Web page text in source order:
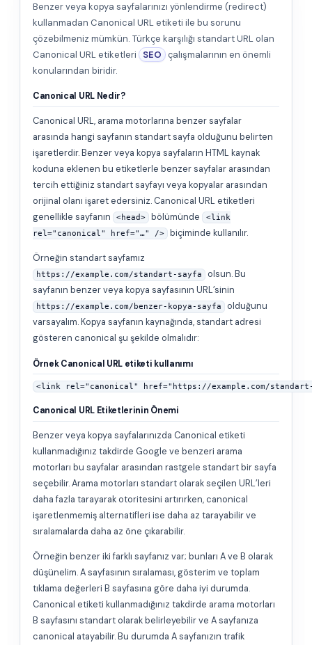
Benzer veya kopya sayfalarınızı yönlendirme (redirect)
kullanmadan Canonical URL etiketi ile bu sorunu
çözebilmeniz mümkün. Türkçe karşılığı standart URL olan
Canonical URL etiketleri
SEO
çalışmalarının en önemli
konularından biridir.
Canonical URL Nedir?
Canonical URL, arama motorlarına benzer sayfalar
arasında hangi sayfanın standart sayfa olduğunu belirten
işaretlerdir. Benzer veya kopya sayfaların HTML kaynak
koduna eklenen bu etiketlerle benzer sayfalar arasından
tercih ettiğiniz standart sayfayı veya kopyalar arasından
orijinal olanı işaret edersiniz. Canonical URL etiketleri
genellikle sayfanın
<head> bölümünde <link
rel="canonical" href="…" />
biçiminde kullanılır.
Örneğin standart sayfamız
https://example.com/standart-sayfa
olsun. Bu
sayfanın benzer veya kopya sayfasının URL’sinin
https://example.com/benzer-kopya-sayfa
olduğunu
varsayalım. Kopya sayfanın kaynağında, standart adresi
gösteren canonical şu şekilde olmalıdır:
Örnek Canonical URL etiketi kullanımı
<link rel="canonical" href="https://example.com/
Canonical URL Etiketlerinin Önemi
Benzer veya kopya sayfalarınızda Canonical etiketi
kullanmadığınız takdirde Google ve benzeri arama
motorları bu sayfalar arasından rastgele standart bir sayfa
seçebilir. Arama motorları standart olarak seçilen URL’leri
daha fazla tarayarak otoritesini artırırken, canonical
işaretlenmemiş alternatifleri ise daha az tarayabilir ve
sıralamalarda daha az öne çıkarabilir.
Örneğin benzer iki farklı sayfanız var; bunları A ve B olarak
düşünelim. A sayfasının sıralaması, gösterim ve toplam
tıklama değerleri B sayfasına göre daha iyi durumda.
Canonical etiketi kullanmadığınız takdirde arama motorları
B sayfasını standart olarak belirleyebilir ve A sayfanıza
canonical atayabilir. Bu durumda A sayfanızın trafik